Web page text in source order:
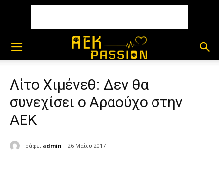
Λίτο Χιμένεθ: Δεν θα
συνεχίσει ο Αραούχο στην
ΑΕΚ
Γράφει admin 26 Μαΐου 2017